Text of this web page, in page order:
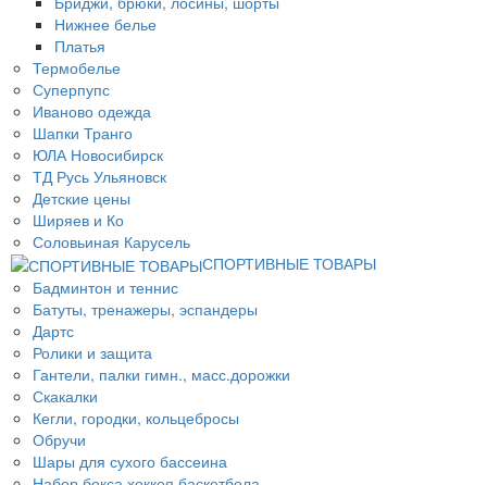
Нижнее белье
Платья
Термобелье
Суперпупс
Иваново одежда
Шапки Транго
ЮЛА Новосибирск
ТД Русь Ульяновск
Детские цены
Ширяев и Ко
Соловьиная Карусель
СПОРТИВНЫЕ ТОВАРЫ
Бадминтон и теннис
Батуты, тренажеры, эспандеры
Дартс
Ролики и защита
Гантели, палки гимн., масс.дорожки
Скакалки
Кегли, городки, кольцебросы
Обручи
Шары для сухого бассеина